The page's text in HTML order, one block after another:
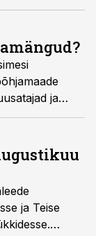
ja
ja Teise